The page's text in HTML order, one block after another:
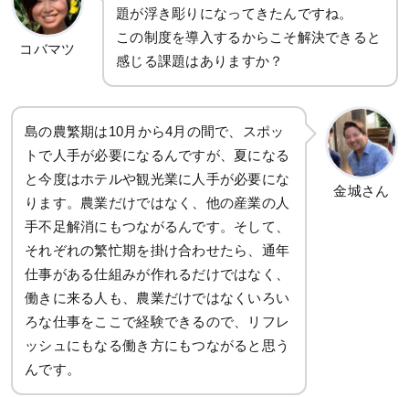
コバマツ
題が浮き彫りになってきたんですね。
この制度を導入するからこそ解決できると
感じる課題はありますか？
島の農繁期は10月から4月の間で、スポッ
トで人手が必要になるんですが、夏になる
と今度はホテルや観光業に人手が必要にな
ります。農業だけではなく、他の産業の人
手不足解消にもつながるんです。そして、
それぞれの繁忙期を掛け合わせたら、通年
仕事がある仕組みが作れるだけではなく、
働きに来る人も、農業だけではなくいろい
ろな仕事をここで経験できるので、リフレ
ッシュにもなる働き方にもつながると思う
んです。
金城さん